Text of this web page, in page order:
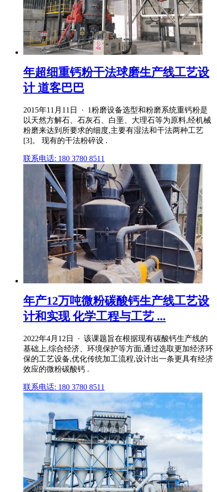
年超细重钙粉干法球磨生产线工艺设
计 道客巴巴
2015年11月11日 · 1粉磨设备选型和粉磨系统重钙粉是
以天然方解石、石灰石、白垩、大理石等为原料,经机械
粉磨来达到所要求的细度,主要有湿法和干法两种工艺
[3]。 现有的干法粉碎设 .
联系电话: 180 3780 8511
年产12万吨微粉碳酸钙生产线工艺设
计和实现 化学工程与工艺 ...
2022年4月12日 · 该课题旨在根据现有碳酸钙生产线的
基础上,综合经济、环境保护等方面,通过选取更加经济环
保的工艺设备,优化传统加工流程,设计出一条更具有经济
效应的微粉碳酸钙 .
联系电话: 180 3780 8511